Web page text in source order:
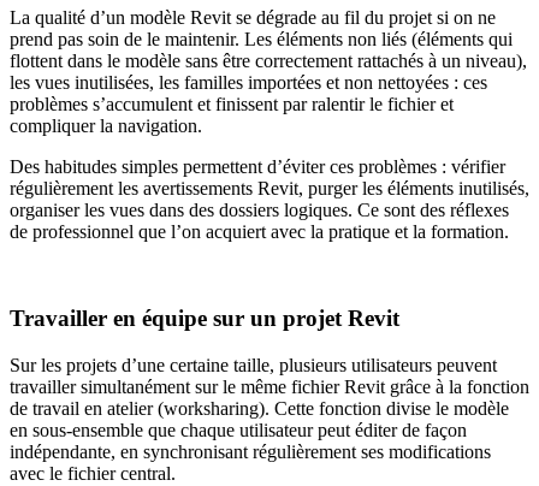
La qualité d’un modèle Revit se dégrade au fil du projet si on ne
prend pas soin de le maintenir. Les éléments non liés (éléments qui
flottent dans le modèle sans être correctement rattachés à un niveau),
les vues inutilisées, les familles importées et non nettoyées : ces
problèmes s’accumulent et finissent par ralentir le fichier et
compliquer la navigation.
Des habitudes simples permettent d’éviter ces problèmes : vérifier
régulièrement les avertissements Revit, purger les éléments inutilisés,
organiser les vues dans des dossiers logiques. Ce sont des réflexes
de professionnel que l’on acquiert avec la pratique et la formation.
Travailler en équipe sur un projet Revit
Sur les projets d’une certaine taille, plusieurs utilisateurs peuvent
travailler simultanément sur le même fichier Revit grâce à la fonction
de travail en atelier (worksharing). Cette fonction divise le modèle
en sous-ensemble que chaque utilisateur peut éditer de façon
indépendante, en synchronisant régulièrement ses modifications
avec le fichier central.